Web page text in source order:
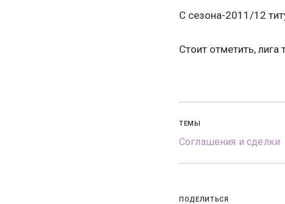
С сезона-2011/12
Стоит отметить,
ТЕМЫ
Соглашения и сделки
ПОДЕЛИТЬСЯ